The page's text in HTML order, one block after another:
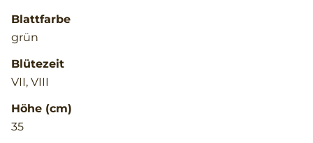
Blattfarbe
grün
Blütezeit
VII, VIII
Höhe (cm)
35